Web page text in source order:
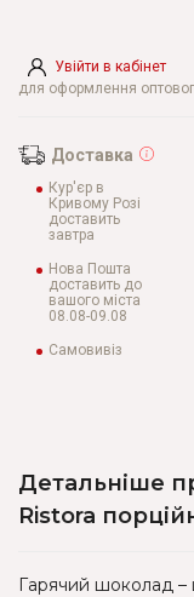
Увійти в кабінет
для оформлення
Доставка
Кур'єр в
Кривому Розі
доставить
завтра
Нова Пошта
доставить до
вашого міста
08.08-09.08
Самовивіз
Детальніше
Ristora
Гарячий шоколад –